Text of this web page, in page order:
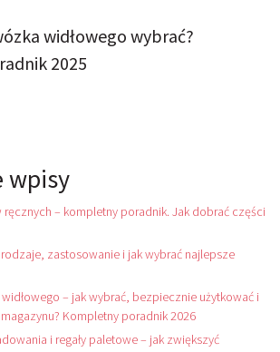
widłowego wybrać?
2025
wpisy
– kompletny poradnik. Jak dobrać części
zastosowanie i jak wybrać najlepsze
– jak wybrać, bezpiecznie użytkować i
Kompletny poradnik 2026
i regały paletowe – jak zwiększyć